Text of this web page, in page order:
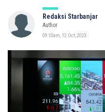
Redaksi Starbanjar
Author
09:10am, 12 Oct, 2023